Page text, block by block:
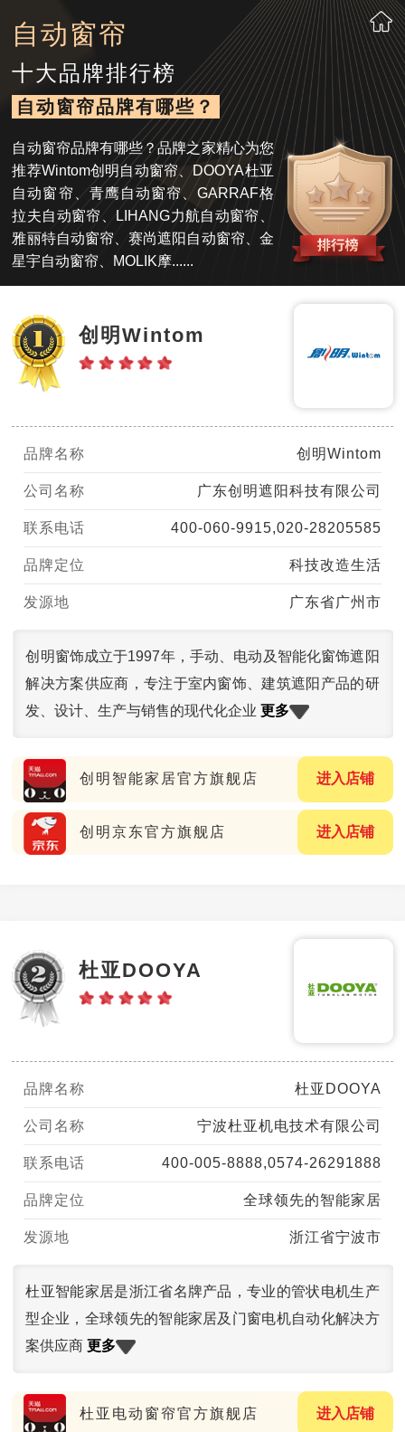
自动窗帘
十大品牌排行榜
自动窗帘品牌有哪些？
自动窗帘品牌有哪些？品牌之家精心为您
推荐Wintom创明自动窗帘、DOOYA杜亚
自动窗帘、青鹰自动窗帘、GARRAF格
拉夫自动窗帘、LIHANG力航自动窗帘、
雅丽特自动窗帘、赛尚遮阳自动窗帘、金
星宇自动窗帘、MOLIK摩......
创明Wintom
品牌名称 创明Wintom
公司名称 广东创明遮阳科技有限公司
联系电话 400-060-9915,020-28205585
品牌定位 科技改造生活
发源地 广东省广州市
创明窗饰成立于1997年，手动、电动及智能化窗饰遮阳
解决方案供应商，专注于室内窗饰、建筑遮阳产品的研
发、设计、生产与销售的现代化企业 更多
创明智能家居官方旗舰店 进入店铺
创明京东官方旗舰店 进入店铺
杜亚DOOYA
品牌名称 杜亚DOOYA
公司名称 宁波杜亚机电技术有限公司
联系电话 400-005-8888,0574-26291888
品牌定位 全球领先的智能家居
发源地 浙江省宁波市
杜亚智能家居是浙江省名牌产品，专业的管状电机生产
型企业，全球领先的智能家居及门窗电机自动化解决方
案供应商更多
杜亚电动窗帘官方旗舰店 进入店铺